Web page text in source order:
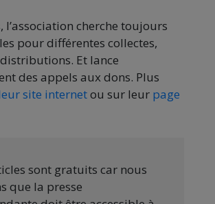
l’association cherche toujours
pour différentes collectes,
Et lance
des appels aux dons. Plus
site internetou sur leur page
sont gratuits car nous
que la presse